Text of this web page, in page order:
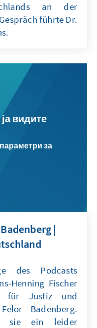
an der
führte Dr.
видите
за
|
des Podcasts
Henning Fischer
für Justiz und
Badenberg.
sie ein leider